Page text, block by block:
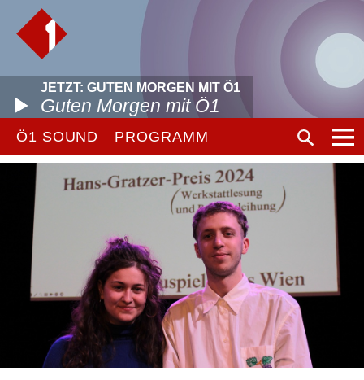
JETZT: GUTEN MORGEN MIT Ö1
Guten Morgen mit Ö1
Ö1 SOUND PROGRAMM